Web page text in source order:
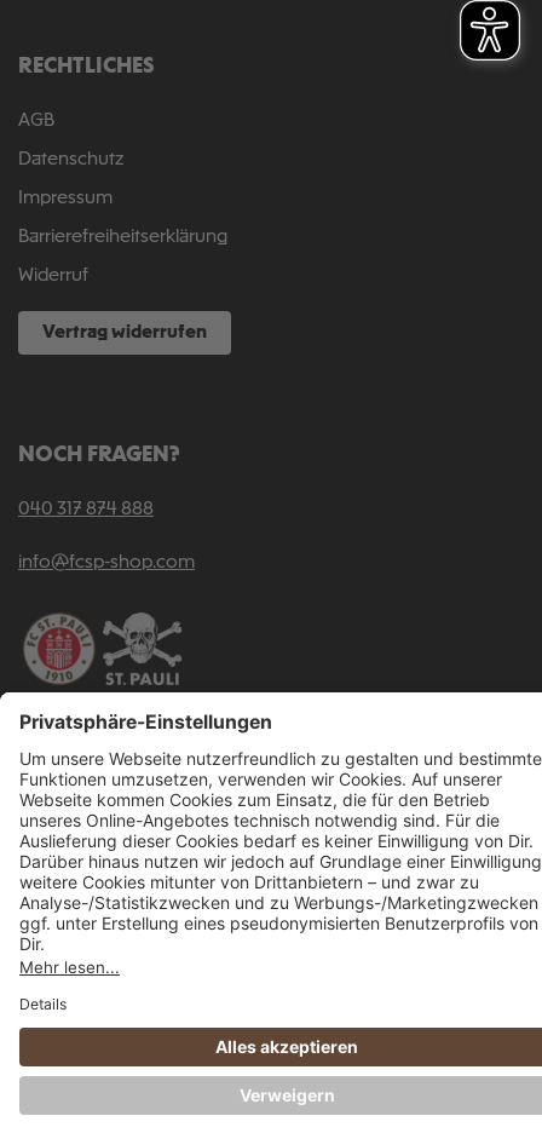
RECHTLICHES
AGB
Datenschutz
Impressum
Barrierefreiheitserklärung
Widerruf
Vertrag widerrufen
NOCH FRAGEN?
040 317 874 888
info@fcsp-shop.com
Alle Preise inkl. gesetzl. Mehrwertsteuer zzgl.Versandkosten und ggf.
Nachnahmegebühren, wenn nicht anders angegeben.